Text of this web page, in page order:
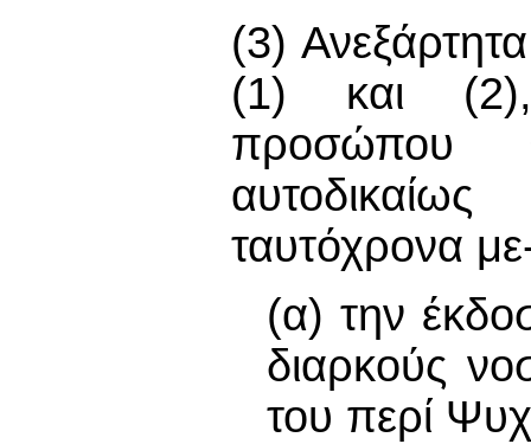
(3)
(1) και (2),
προσώπου
ταυτόχρονα
(α) την
διαρκούς
του περί